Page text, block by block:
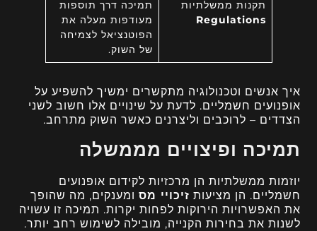
תקנות ממשלתיות
Regulations
תמיכה דרך תוספות
מעודפות מעלה את
הפוטנציאל לצמיחה
של השוק.
איך אנשים וטכנולוגיה מתקשרים ימשיך להשפיע על
אופנועים חשמליים. לדעת על שינויים אלו חשוב לשני
הצדדים – לרוכבים וליצרנים כאשר השוק מתרחב.
תמיכה ופיצויים מממשלה
יוזמות ממשלתיות הן מרכזיות לקידום אופנועים
חשמליים. הן מציעות זיכויי מס ומענקים, מה שהופך
את האפשרויות הירוקות לפחות יקרות. תמיכה זו עשויה
לשנות את בחירות הקנייה, מובילה לשימוש רחב יותר.